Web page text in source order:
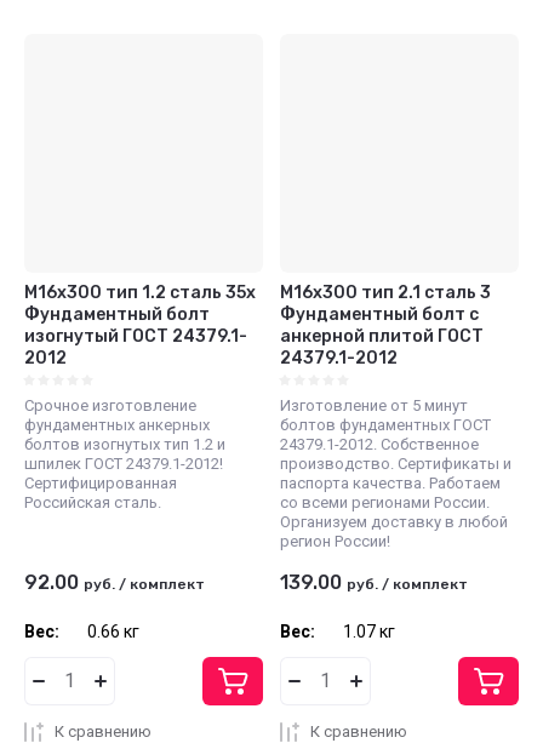
М16x300 тип 1.2 сталь 35x
Фундаментный болт
изогнутый ГОСТ 24379.1-
2012
Срочное изготовление
фундаментных анкерных
болтов изогнутых тип 1.2 и
шпилек ГОСТ 24379.1-2012!
Сертифицированная
Российская сталь.
92.00 руб. / комплект
Вес: 0.66 кг
К сравнению
М16x300 тип 2.1 сталь 3
Фундаментный болт с
анкерной плитой ГОСТ
24379.1-2012
Изготовление от 5 минут
болтов фундаментных ГОСТ
24379.1-2012. Собственное
производство. Сертификаты и
паспорта качества. Работаем
со всеми регионами России.
Организуем доставку в любой
регион России!
139.00 руб. / комплект
Вес: 1.07 кг
К сравнению